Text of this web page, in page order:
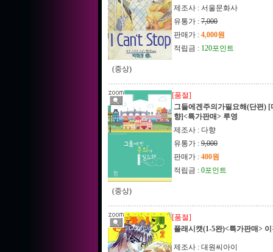
제조사 : 서울문화사
유통가 : 7,000
판매가 : 4,000원
적립금 : 120포인트
(중상)
[품절]
그들에겐주의가필요해(단편) [
향]<특가판매> 루영
제조사 : 다향
유통가 : 9,000
판매가 : 400원
적립금 : 0포인트
(중상)
[품절]
플래시캣(1-5완)<특가판매>
제조사 : 대원씨아이